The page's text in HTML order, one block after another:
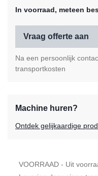
In voorraad, meteen
Vraag offerte aan
Na een persoonlijk
transportkosten
Machine huren?
Ontdek gelijkaardige
VOORRAAD - Uit